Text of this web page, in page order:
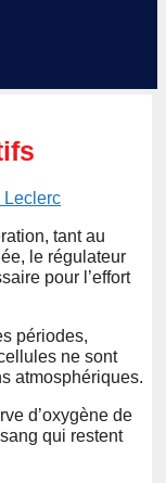
Leclerc
tant au
le régulateur
pour l’effort
périodes,
ne sont
atmosphériques.
d’oxygène de
qui restent